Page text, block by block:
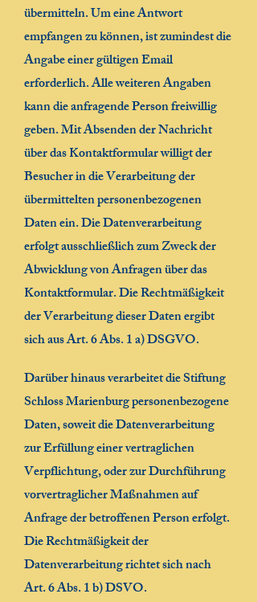
übermitteln. Um eine Antwort
empfangen zu können, ist zumindest die
Angabe einer gültigen Email
erforderlich. Alle weiteren Angaben
kann die anfragende Person freiwillig
geben. Mit Absenden der Nachricht
über das Kontaktformular willigt der
Besucher in die Verarbeitung der
übermittelten personenbezogenen
Daten ein. Die Datenverarbeitung
erfolgt ausschließlich zum Zweck der
Abwicklung von Anfragen über das
Kontaktformular. Die Rechtmäßigkeit
der Verarbeitung dieser Daten ergibt
sich aus Art. 6 Abs. 1 a) DSGVO.
Darüber hinaus verarbeitet die Stiftung
Schloss Marienburg personenbezogene
Daten, soweit die Datenverarbeitung
zur Erfüllung einer vertraglichen
Verpflichtung, oder zur Durchführung
vorvertraglicher Maßnahmen auf
Anfrage der betroffenen Person erfolgt.
Die Rechtmäßigkeit der
Datenverarbeitung richtet sich nach
Art. 6 Abs. 1 b) DSVO.